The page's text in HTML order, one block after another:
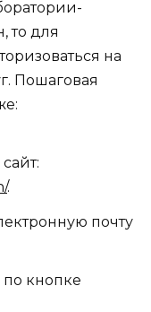
то для
на
Пошаговая
.
почту
кнопке